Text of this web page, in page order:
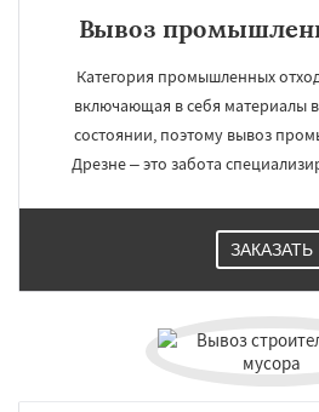
Вывоз
Категория промышленных
включающая в себя материалы
состоянии, поэтому вывоз
Дрезне – это забота
ЗАКАЗАТЬ